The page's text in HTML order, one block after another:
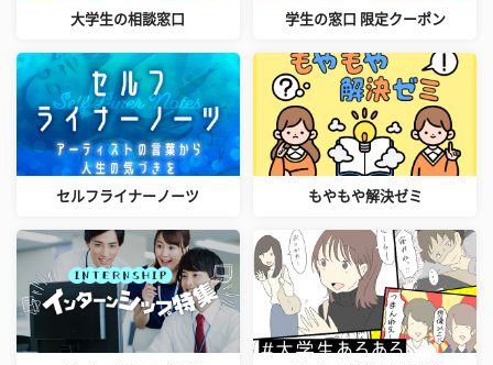
大学生の相談窓口 学生の窓口 限定クーポン
セルフライナーノーツ もやもや解決ゼミ